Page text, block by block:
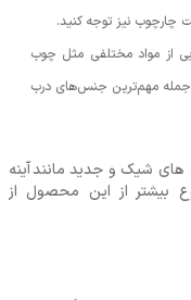
چارچوب نیز توجه کنید.
از مواد مختلفی مثل چوب
جمله مهم‌ترین جنس‌های درب
های شیک و جدید مانندآینه
بیشتر از این محصول از